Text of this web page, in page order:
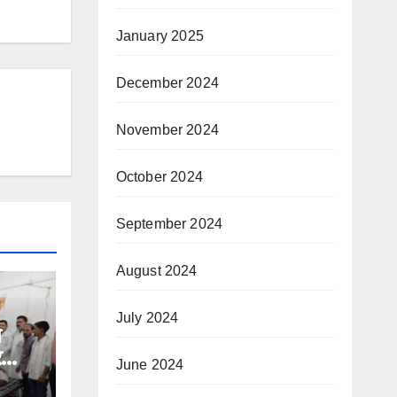
January 2025
December 2024
November 2024
October 2024
September 2024
August 2024
July 2024
June 2024